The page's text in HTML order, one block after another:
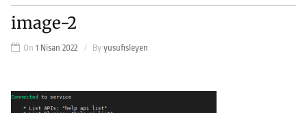
image-2
On 1 Nisan 2022 By yusufisleyen